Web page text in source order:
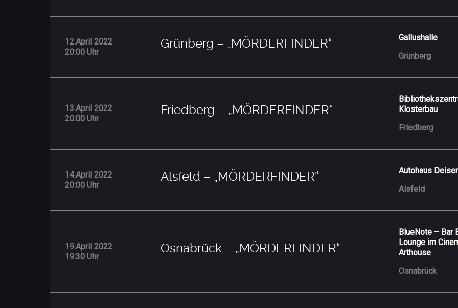
12.April 2022
20:00 Uhr
Grünberg – „MÖRDERFINDER“
Gallushalle
Grünberg
13.April 2022
20:00 Uhr
Friedberg – „MÖRDERFINDER“
Klosterbau
Friedberg
14.April 2022
20:00 Uhr
Alsfeld – „MÖRDERFINDER“
Autohaus
Alsfeld
19.April 2022
19:30 Uhr
Osnabrück – „MÖRDERFINDER“
BlueNote – Bar
Lounge im
Arthouse
Osnabrück